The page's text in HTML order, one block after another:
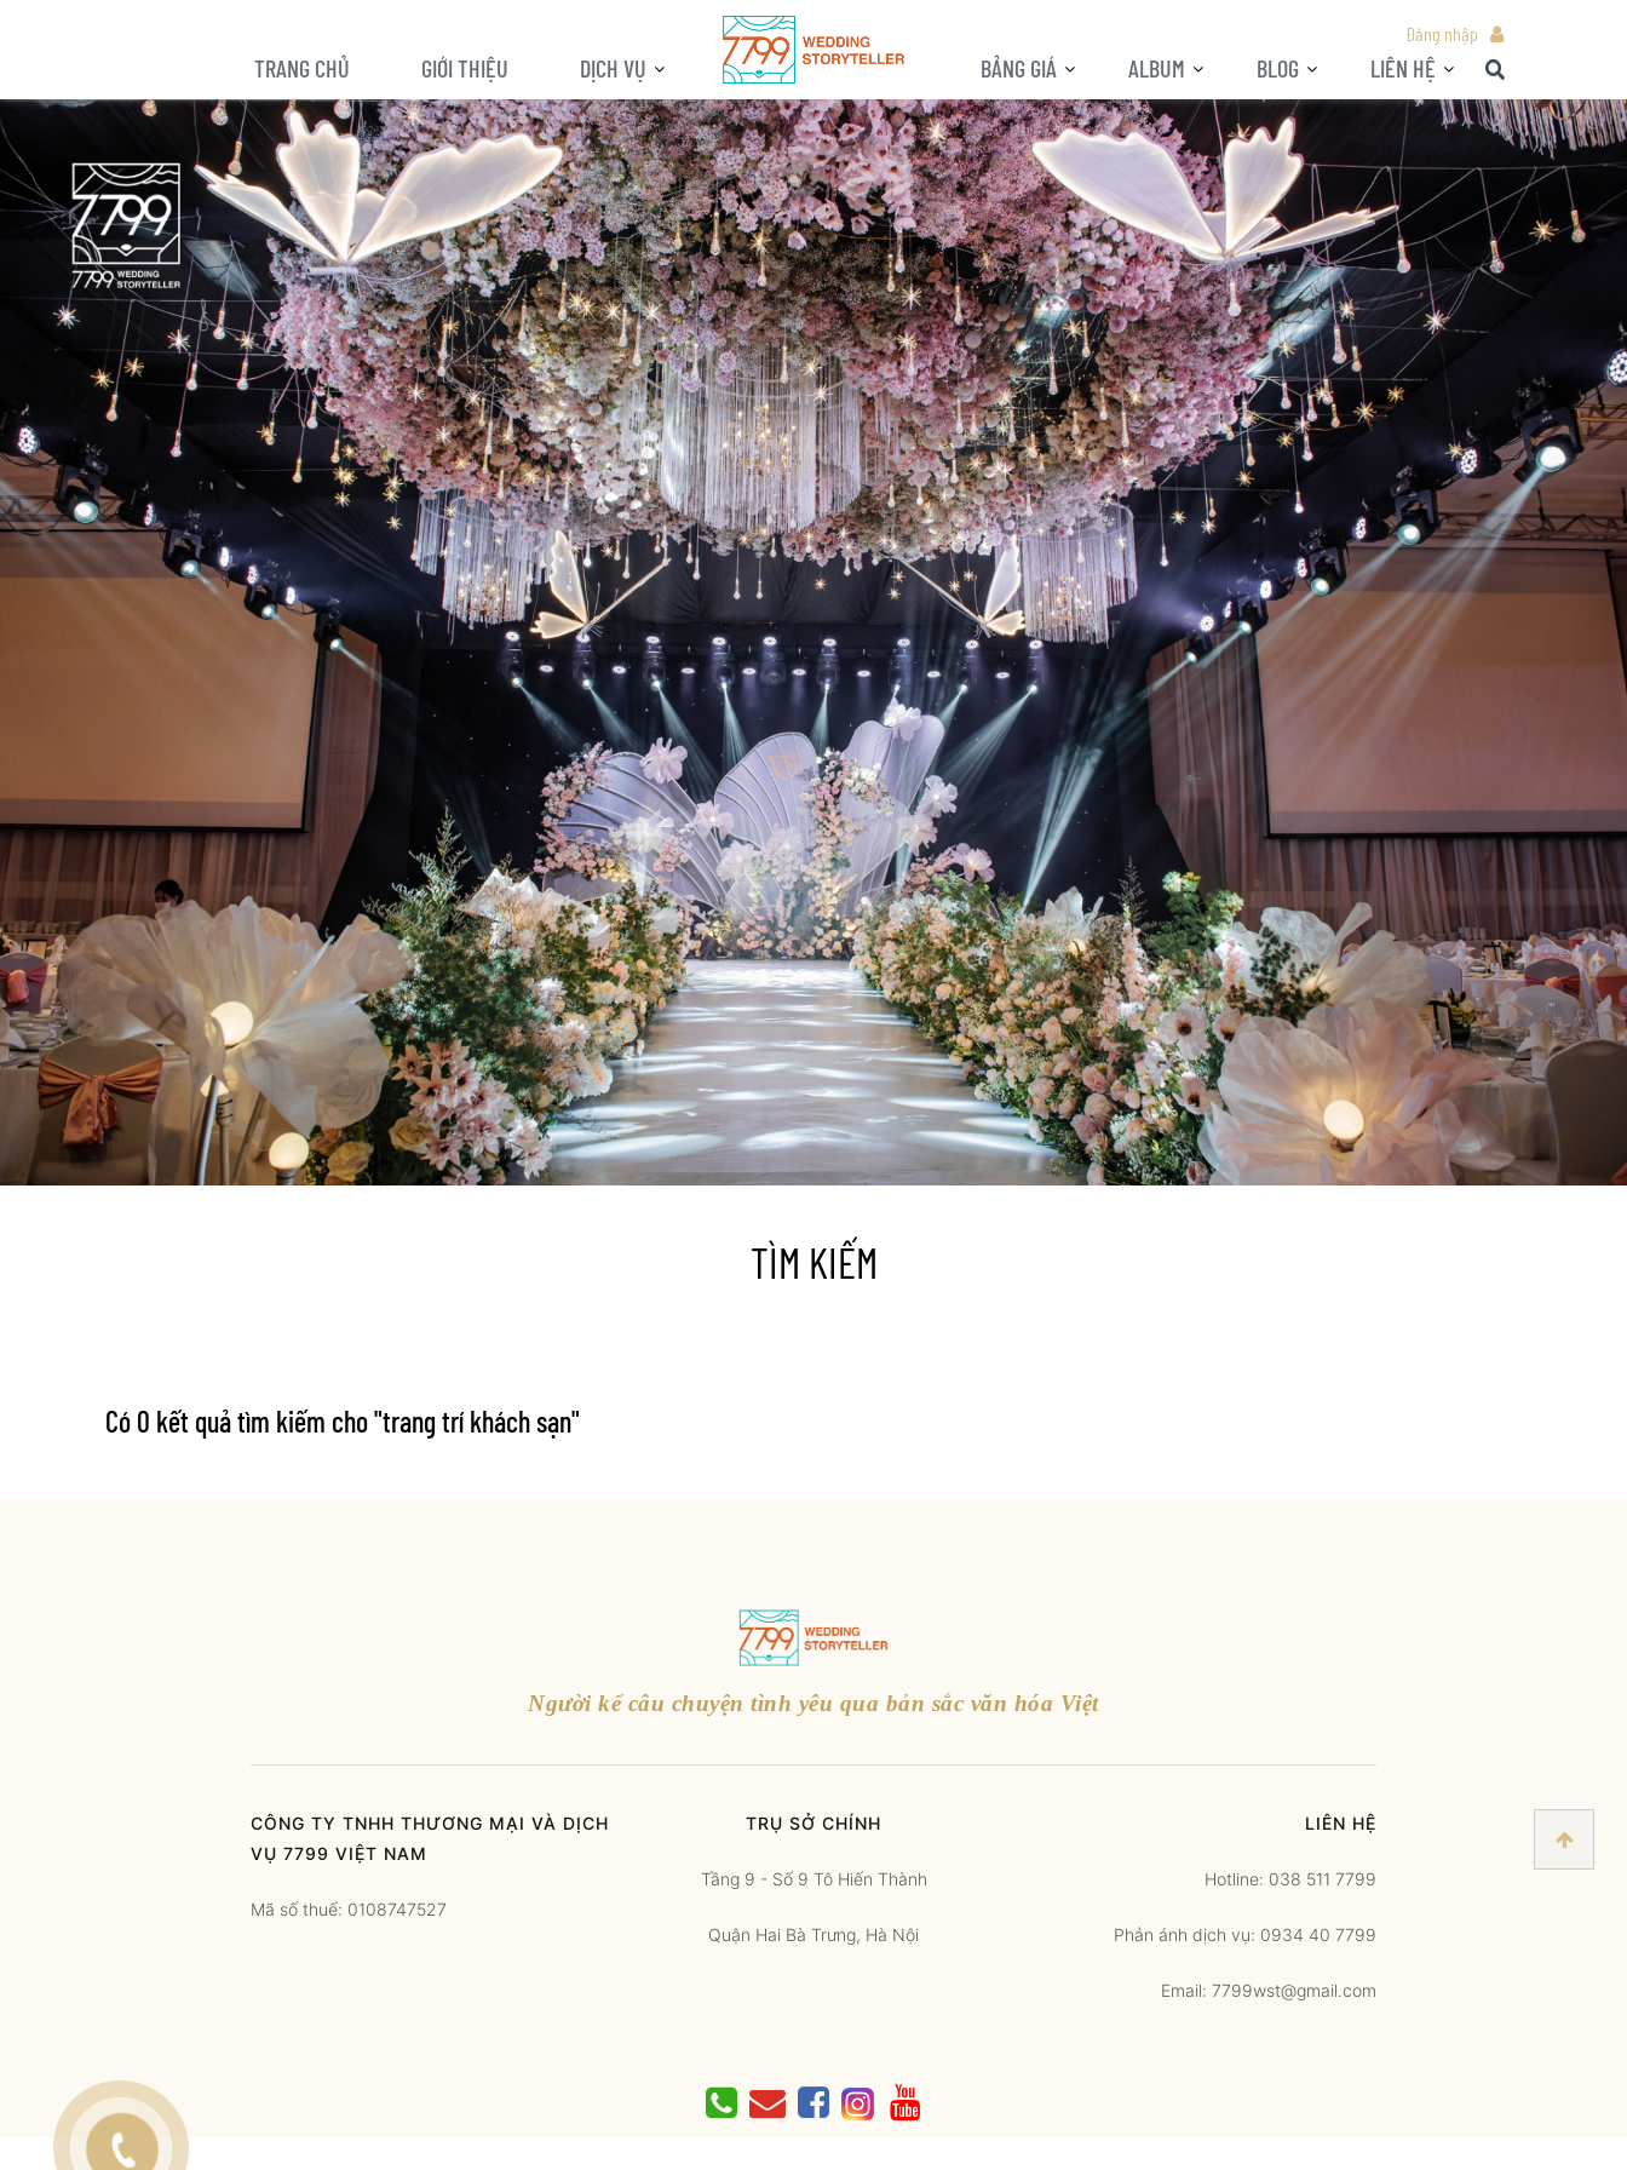
TRANG CHỦ GIỚI THIỆU DỊCH VỤ
Đăng nhập
BẢNG GIÁ ALBUM BLOG LIÊN HỆ
TÌM KIẾM
Có 0 kết quả tìm kiếm cho "trang trí khách sạn"
Người kể câu chuyện tình yêu qua bản sắc văn hóa Việt
CÔNG TY TNHH THƯƠNG MẠI VÀ DỊCH
VỤ 7799 VIỆT NAM
Mã số thuế: 0108747527
TRỤ SỞ CHÍNH
Tầng 9 - Số 9 Tô Hiến Thành
Quận Hai Bà Trưng, Hà Nội
LIÊN HỆ
Hotline: 038 511 7799
Phản ánh dịch vụ: 0934 40 7799
Email: 7799wst@gmail.com